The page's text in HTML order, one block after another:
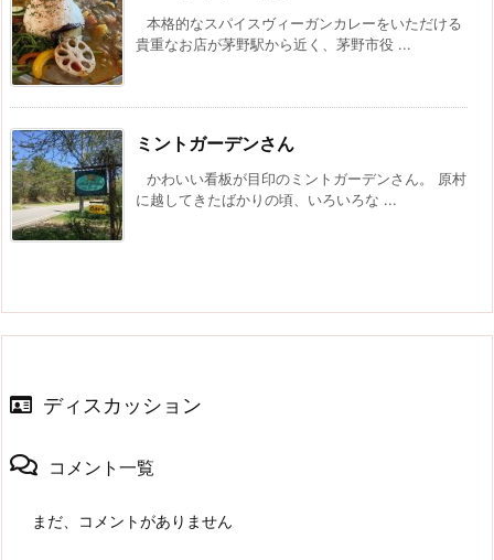
本格的なスパイスヴィーガンカレーをいただける
貴重なお店が茅野駅から近く、茅野市役 ...
ミントガーデンさん
かわいい看板が目印のミントガーデンさん。 原村
に越してきたばかりの頃、いろいろな ...
ディスカッション
コメント一覧
まだ、コメントがありません